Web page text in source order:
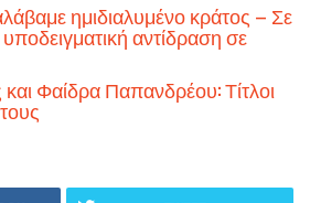
ημιδιαλυμένο κράτος – Σε
αντίδραση σε
Φαίδρα Παπανδρέου: Τίτλοι